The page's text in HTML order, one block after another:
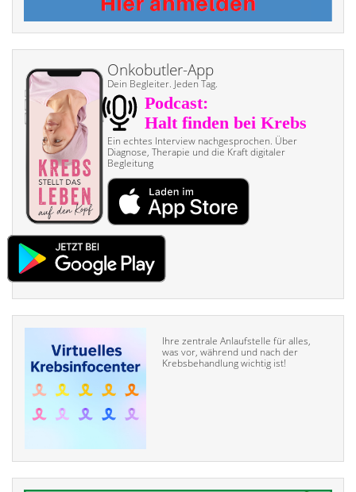
Onkobutler-App
Dein Begleiter. Jeden Tag.
Ein echtes Interview nach­gesprochen. Über
Diagnose, Therapie und die Kraft digitaler
Begleitung
Ihre zentrale Anlaufstelle für alles,
was vor, während und nach der
Krebsbehandlung wichtig ist!